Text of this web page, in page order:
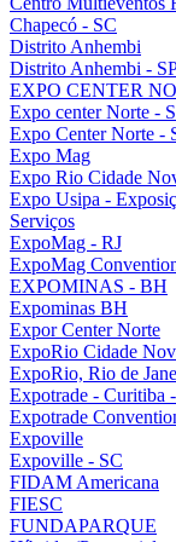
Chapecó - SC
Distrito Anhembi
Distrito Anhembi -
EXPO CENTER
Expo center Norte -
Expo Center Norte -
Expo Mag
Expo Rio Cidade
Expo Usipa -
Serviços
ExpoMag - RJ
ExpoMag
EXPOMINAS - BH
Expominas BH
Expor Center Norte
ExpoRio Cidade
ExpoRio, Rio de
Expotrade - Curitiba
Expotrade
Expoville
Expoville - SC
FIDAM Americana
FIESC
FUNDAPARQUE